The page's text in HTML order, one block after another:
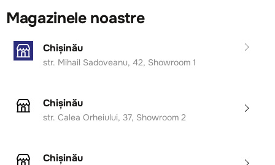
Magazinele noastre
Chișinău
str. Mihail Sadoveanu, 42, Showroom 1
Chișinău
str. Calea Orheiului, 37, Showroom 2
Chișinău